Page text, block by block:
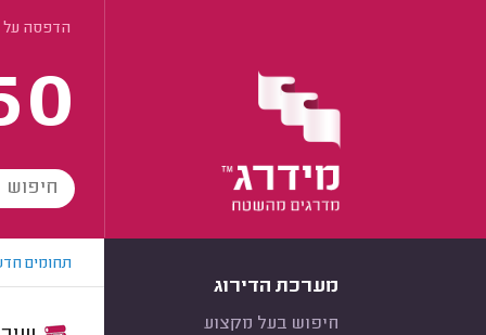
הדפסה על
מערכת הדירוג
חיפוש בעל מקצוע
תחומים